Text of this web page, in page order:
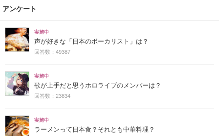
アンケート
実施中
声が好きな「日本のボーカリスト」は？
回答数：49387
実施中
歌が上手だと思うホロライブのメンバーは？
回答数：23834
実施中
ラーメンって日本食？それとも中華料理？